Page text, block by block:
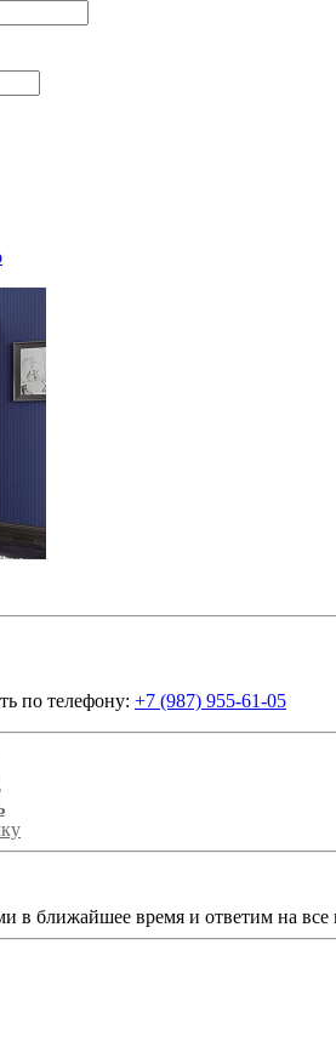
по телефону: +7 (987) 955-61-05
в ближайшее время и ответим на